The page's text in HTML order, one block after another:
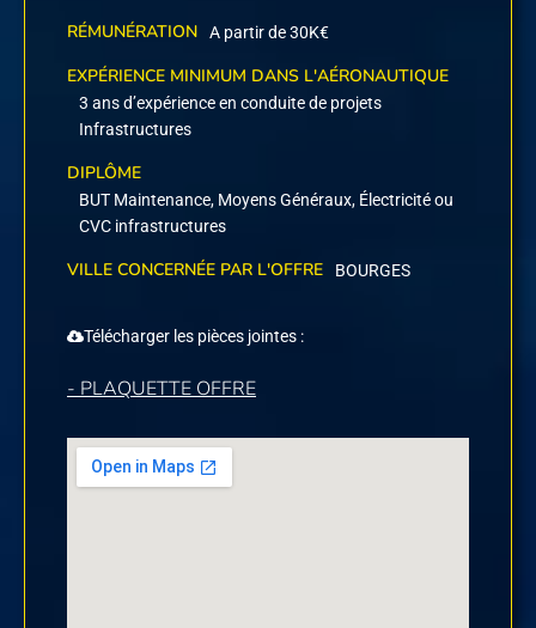
RÉMUNÉRATION A partir de 30K€
EXPÉRIENCE MINIMUM DANS L'AÉRONAUTIQUE
3 ans d’expérience en conduite de projets
Infrastructures
DIPLÔME
BUT Maintenance, Moyens Généraux, Électricité ou
CVC infrastructures
VILLE CONCERNÉE PAR L'OFFRE BOURGES
Télécharger les pièces jointes :
- PLAQUETTE OFFRE